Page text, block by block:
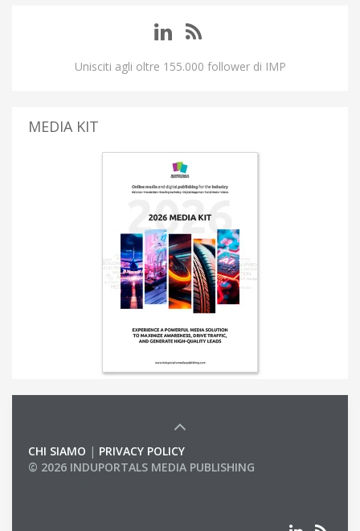
Unisciti agli oltre 155.000 follower di IMP
MEDIA KIT
CHI SIAMO | PRIVACY POLICY
© 2026 INDUPORTALS MEDIA PUBLISHING